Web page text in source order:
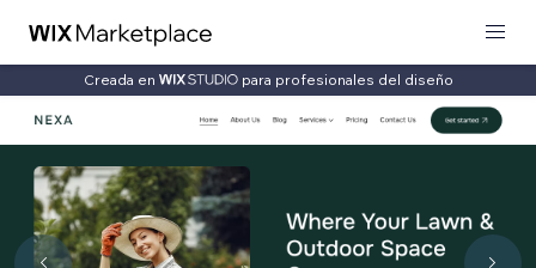
Creada en para profesionales del diseño